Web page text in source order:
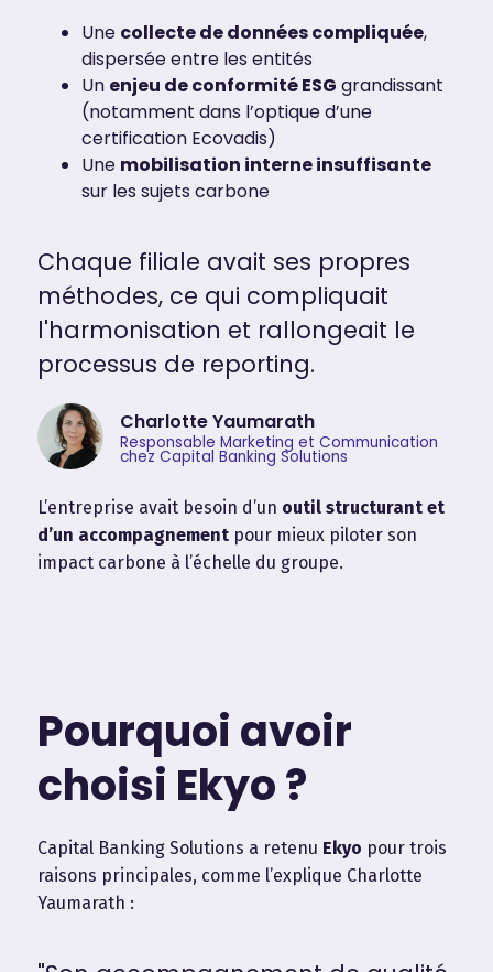
Une collecte de données compliquée,
dispersée entre les entités
Un enjeu de conformité ESG grandissant
(notamment dans l’optique d’une
certification Ecovadis)
Une mobilisation interne insuffisante
sur les sujets carbone
Chaque filiale avait ses propres
méthodes, ce qui compliquait
l'harmonisation et rallongeait le
processus de reporting.
Charlotte Yaumarath
Responsable Marketing et Communication
chez Capital Banking Solutions
L’entreprise avait besoin d’un outil structurant et
d’un accompagnement pour mieux piloter son
impact carbone à l’échelle du groupe.
Pourquoi avoir
choisi Ekyo ?
Capital Banking Solutions a retenu Ekyo pour trois
raisons principales, comme l’explique Charlotte
Yaumarath :